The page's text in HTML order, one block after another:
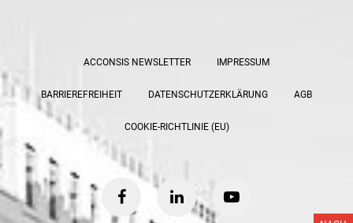
ACCONSIS NEWSLETTER IMPRESSUM
BARRIEREFREIHEIT DATENSCHUTZERKLÄRUNG AGB
COOKIE-RICHTLINIE (EU)
facebooklinkedin youtube